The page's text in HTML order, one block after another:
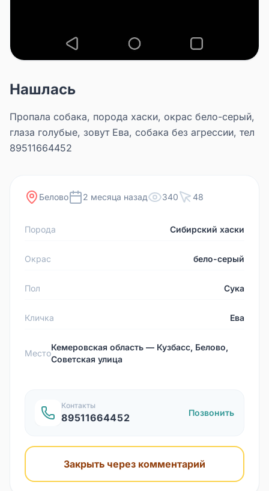
Нашлась
Пропала собака, порода хаски, окрас бело-серый,
глаза голубые, зовут Ева, собака без агрессии, тел
89511664452
Белово 2 месяца назад 340 48
Порода Сибирский хаски
Окрас бело-серый
Пол Сука
Кличка Ева
Место
Кемеровская область — Кузбасс, Белово,
Советская улица
Контакты
89511664452 Позвонить
Закрыть через комментарий